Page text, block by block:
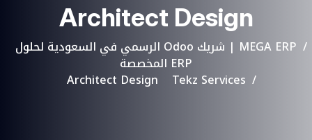
Architect Design
MEGA ERP | شريك Odoo الرسمي في السعودية لحلول
ERP المخصصة
Tekz Services
Architect Design